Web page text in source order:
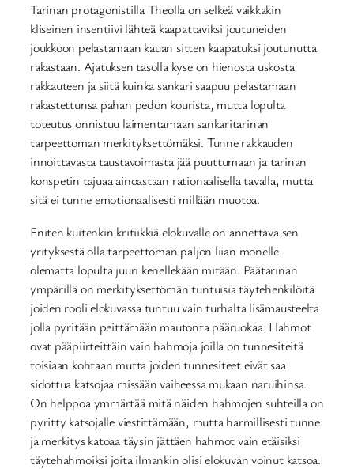
Tarinan protagonistilla Theolla on selkeä vaikkakin
kliseinen insentiivi lähteä kaapattaviksi joutuneiden
joukkoon pelastamaan kauan sitten kaapatuksi joutunutta
rakastaan. Ajatuksen tasolla kyse on hienosta uskosta
rakkauteen ja siitä kuinka sankari saapuu pelastamaan
rakastettunsa pahan pedon kourista, mutta lopulta
toteutus onnistuu laimentamaan sankaritarinan
tarpeettoman merkityksettömäksi. Tunne rakkauden
innoittavasta taustavoimasta jää puuttumaan ja tarinan
konspetin tajuaa ainoastaan rationaalisella tavalla, mutta
sitä ei tunne emotionaalisesti millään muotoa.
Eniten kuitenkin kritiikkiä elokuvalle on annettava sen
yrityksestä olla tarpeettoman paljon liian monelle
olematta lopulta juuri kenellekään mitään. Päätarinan
ympärillä on merkityksettömän tuntuisia täytehenkilöitä
joiden rooli elokuvassa tuntuu vain turhalta lisämausteelta
jolla pyritään peittämään mautonta pääruokaa. Hahmot
ovat pääpiirteittäin vain hahmoja joilla on tunnesiteitä
toisiaan kohtaan mutta joiden tunnesiteet eivät saa
sidottua katsojaa missään vaiheessa mukaan naruihinsa.
On helppoa ymmärtää mitä näiden hahmojen suhteilla on
pyritty katsojalle viestittämään, mutta harmillisesti tunne
ja merkitys katoaa täysin jättäen hahmot vain etäisiksi
täytehahmoiksi joita ilmankin olisi elokuvan voinut katsoa.